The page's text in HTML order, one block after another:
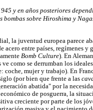
y en años posteriores
sobre Hiroshima y
la juventud europea parece
acero entre países, regímenes
Bomb Culture). En
ve como se derrumban los
mujer y trabajo). En
(por bien que frente a las
abatida" por la
de posguerra, la
creciente por parte de los